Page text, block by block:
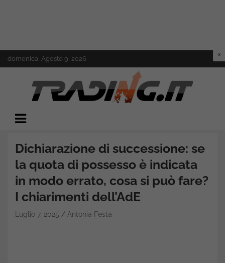
Skip
to
domenica, Agosto 9, 2026
Trading.it
Dichiarazione di successione: se
la quota di possesso è indicata
in modo errato, cosa si può fare?
I chiarimenti dell’AdE
Luglio 7, 2025 Antonia Festa